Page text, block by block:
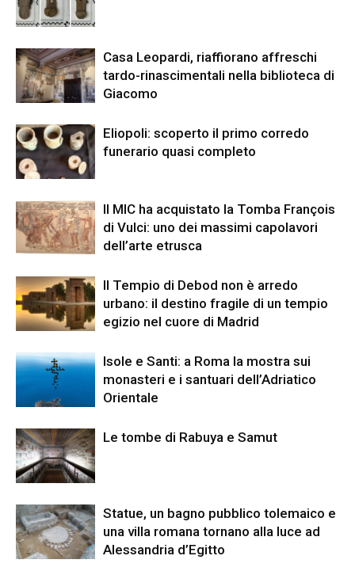
Casa Leopardi, riaffiorano affreschi
tardo-rinascimentali nella biblioteca di
Giacomo
Eliopoli: scoperto il primo corredo
funerario quasi completo
Il MIC ha acquistato la Tomba François
di Vulci: uno dei massimi capolavori
dell’arte etrusca
Il Tempio di Debod non è arredo
urbano: il destino fragile di un tempio
egizio nel cuore di Madrid
Isole e Santi: a Roma la mostra sui
monasteri e i santuari dell’Adriatico
Orientale
Le tombe di Rabuya e Samut
Statue, un bagno pubblico tolemaico e
una villa romana tornano alla luce ad
Alessandria d’Egitto